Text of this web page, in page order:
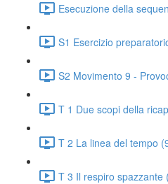
Esecuzione della
S1 Esercizio
S2 Movimento 9 -
T 1 Due scopi della
T 2 La linea del tempo
T 3 Il respiro spazzante